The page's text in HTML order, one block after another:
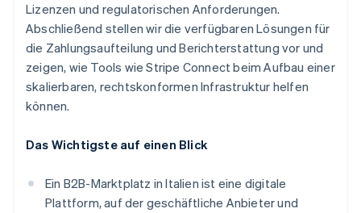
Lizenzen und regulatorischen Anforderungen.
Abschließend stellen wir die verfügbaren Lösungen für
die Zahlungsaufteilung und Berichterstattung vor und
zeigen, wie Tools wie Stripe Connect beim Aufbau einer
skalierbaren, rechtskonformen Infrastruktur helfen
können.
Das Wichtigste auf einen Blick
Ein B2B-Marktplatz in Italien ist eine digitale
Plattform, auf der geschäftliche Anbieter und